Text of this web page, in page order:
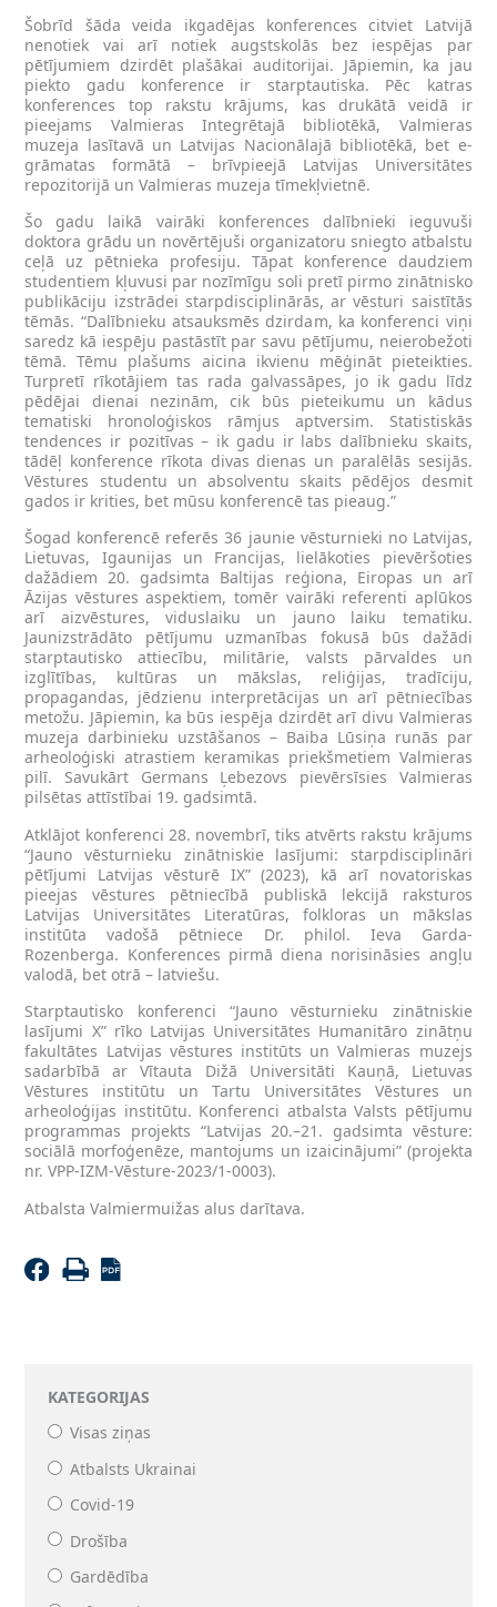
KATEGORIJAS
Visas ziņas
Atbalsts Ukrainai
Covid-19
Drošība
Gardēdība
Šobrīd šāda veida ikgadējas konferences citviet Latvijā
nenotiek vai arī notiek augstskolās bez iespējas par
pētījumiem dzirdēt plašākai auditorijai. Jāpiemin, ka jau
piekto gadu konference ir starptautiska. Pēc katras
konferences top rakstu krājums, kas drukātā veidā ir
pieejams Valmieras Integrētajā bibliotēkā, Valmieras
muzeja lasītavā un Latvijas Nacionālajā bibliotēkā, bet e-
grāmatas formātā – brīvpieejā Latvijas Universitātes
repozitorijā un Valmieras muzeja tīmekļvietnē.
Šo gadu laikā vairāki konferences dalībnieki ieguvuši
doktora grādu un novērtējuši organizatoru sniegto atbalstu
ceļā uz pētnieka profesiju. Tāpat konference daudziem
studentiem kļuvusi par nozīmīgu soli pretī pirmo zinātnisko
publikāciju izstrādei starpdisciplinārās, ar vēsturi saistītās
tēmās. “Dalībnieku atsauksmēs dzirdam, ka konferenci viņi
saredz kā iespēju pastāstīt par savu pētījumu, neierobežoti
tēmā. Tēmu plašums aicina ikvienu mēģināt pieteikties.
Turpretī rīkotājiem tas rada galvassāpes, jo ik gadu līdz
pēdējai dienai nezinām, cik būs pieteikumu un kādus
tematiski hronoloģiskos rāmjus aptversim. Statistiskās
tendences ir pozitīvas – ik gadu ir labs dalībnieku skaits,
tādēļ konference rīkota divas dienas un paralēlās sesijās.
Vēstures studentu un absolventu skaits pēdējos desmit
gados ir krities, bet mūsu konferencē tas pieaug.”
Šogad konferencē referēs 36 jaunie vēsturnieki no Latvijas,
Lietuvas, Igaunijas un Francijas, lielākoties pievēršoties
dažādiem 20. gadsimta Baltijas reģiona, Eiropas un arī
Āzijas vēstures aspektiem, tomēr vairāki referenti aplūkos
arī aizvēstures, viduslaiku un jauno laiku tematiku.
Jaunizstrādāto pētījumu uzmanības fokusā būs dažādi
starptautisko attiecību, militārie, valsts pārvaldes un
izglītības, kultūras un mākslas, reliģijas, tradīciju,
propagandas, jēdzienu interpretācijas un arī pētniecības
metožu. Jāpiemin, ka būs iespēja dzirdēt arī divu Valmieras
muzeja darbinieku uzstāšanos – Baiba Lūsiņa runās par
arheoloģiski atrastiem keramikas priekšmetiem Valmieras
pilī. Savukārt Germans Ļebezovs pievērsīsies Valmieras
pilsētas attīstībai 19. gadsimtā.
Atklājot konferenci 28. novembrī, tiks atvērts rakstu krājums
“Jauno vēsturnieku zinātniskie lasījumi: starpdisciplināri
pētījumi Latvijas vēsturē IX” (2023), kā arī novatoriskas
pieejas vēstures pētniecībā publiskā lekcijā raksturos
Latvijas Universitātes Literatūras, folkloras un mākslas
institūta vadošā pētniece Dr. philol. Ieva Garda-
Rozenberga. Konferences pirmā diena norisināsies angļu
valodā, bet otrā – latviešu.
Starptautisko konferenci “Jauno vēsturnieku zinātniskie
lasījumi X” rīko Latvijas Universitātes Humanitāro zinātņu
fakultātes Latvijas vēstures institūts un Valmieras muzejs
sadarbībā ar Vītauta Dižā Universitāti Kauņā, Lietuvas
Vēstures institūtu un Tartu Universitātes Vēstures un
arheoloģijas institūtu. Konferenci atbalsta Valsts pētījumu
programmas projekts “Latvijas 20.–21. gadsimta vēsture:
sociālā morfoģenēze, mantojums un izaicinājumi” (projekta
nr. VPP-IZM-Vēsture-2023/1-0003).
Atbalsta Valmiermuižas alus darītava.